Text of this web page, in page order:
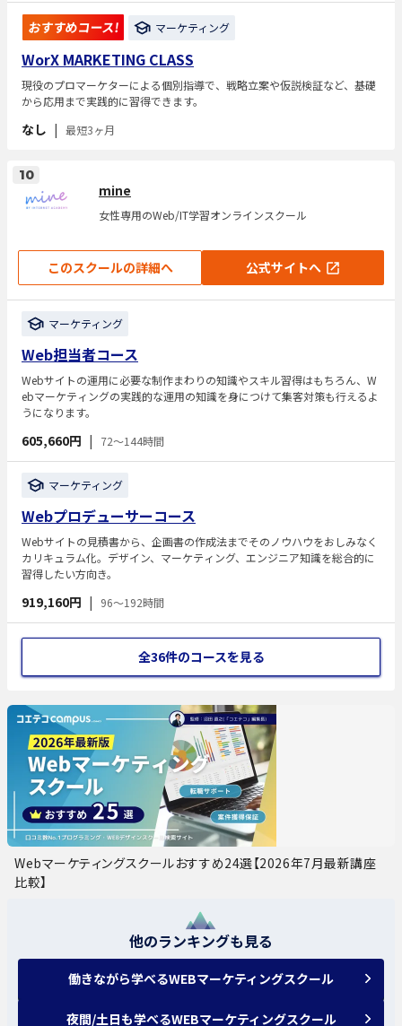
おすすめコース! マーケティング
WorX MARKETING CLASS
現役のプロマーケターによる個別指導で、戦略立案や仮説検証など、基礎
から応用まで実践的に習得できます。
なし | 最短3ヶ月
10
mine
女性専用のWeb/IT学習オンラインスクール
このスクールの詳細へ 公式サイトへ
マーケティング
Web担当者コース
Webサイトの運用に必要な制作まわりの知識やスキル習得はもちろん、W
ebマーケティングの実践的な運用の知識を身につけて集客対策も行えるよ
うになります。
605,660円 | 72～144時間
マーケティング
Webプロデューサーコース
Webサイトの見積書から、企画書の作成法までそのノウハウをおしみなく
カリキュラム化。デザイン、マーケティング、エンジニア知識を総合的に
習得したい方向き。
919,160円 | 96～192時間
全36件のコースを見る
Webマーケティングスクールおすすめ24選【2026年7月最新講座
比較】
他のランキングも見る
働きながら学べるWEBマーケティングスクール
夜間/土日も学べるWEBマーケティングスクール